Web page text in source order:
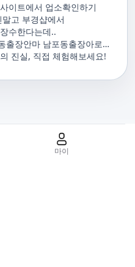
이트에서 업소확인하기
고 부경샵에서
수한다는데..
출장안마 남포동출장아로마
장진실, 직접 체험해보세요!
마이